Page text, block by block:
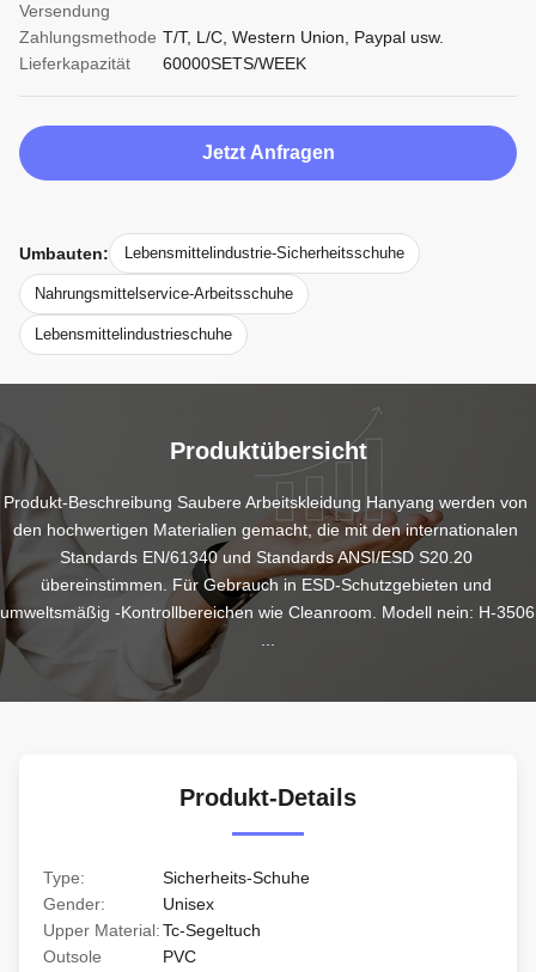
Versendung
Zahlungsmethode T/T, L/C, Western Union, Paypal usw.
Lieferkapazität
60000SETS/WEEK
Jetzt Anfragen
Umbauten: Lebensmittelindustrie-Sicherheitsschuhe
Nahrungsmittelservice-Arbeitsschuhe
Lebensmittelindustrieschuhe
Produktübersicht
Produkt-Beschreibung Saubere Arbeitskleidung Hanyang werden von
den hochwertigen Materialien gemacht, die mit den internationalen
Standards EN/61340 und Standards ANSI/ESD S20.20
übereinstimmen. Für Gebrauch in ESD-Schutzgebieten und
umweltsmäßig -Kontrollbereichen wie Cleanroom. Modell nein: H-3506
Produkt-Details
Type:
Sicherheits-Schuhe
Gender:
Unisex
Upper Material:Tc-Segeltuch
Outsole
PVC